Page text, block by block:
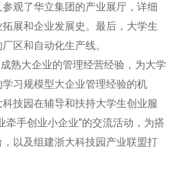
观了华立集团的产业展厅，详细
展和企业发展史。最后，大学生
区和自动化生产线。
熟大企业的管理经营经验，为大学
习规模型大企业管理经验的机
技园在辅导和扶持大学生创业服
牵手创业小企业”的交流活动，为搭
以及组建浙大科技园产业联盟打